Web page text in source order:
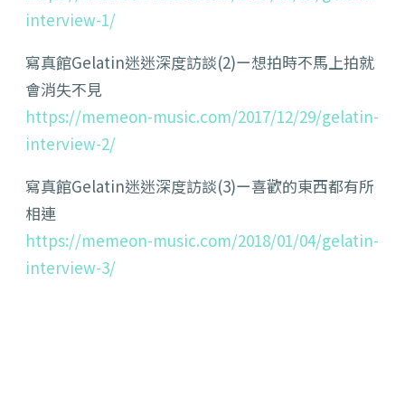
interview-1/
寫真館Gelatin迷迷深度訪談(2)ー想拍時不馬上拍就
會消失不見
https://memeon-music.com/2017/12/29/gelatin-
interview-2/
寫真館Gelatin迷迷深度訪談(3)ー喜歡的東西都有所
相連
https://memeon-music.com/2018/01/04/gelatin-
interview-3/